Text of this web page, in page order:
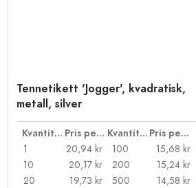
Tennetikett 'Jogger', kvadratisk,
metall, silver
Kvantitet Pris per styck Kvantitet
Pris per styck
1
20,94 kr
10
20,17 kr
20
19,73 kr
100
15,68 kr
200
15,24 kr
500
14,58 kr